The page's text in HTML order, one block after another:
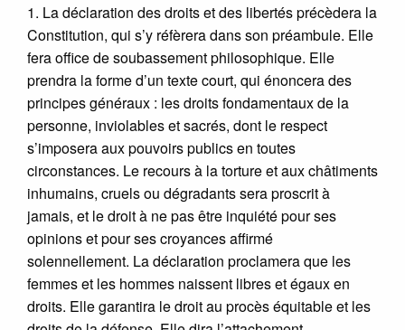
1. La déclaration des droits et des libertés précèdera la
Constitution, qui s’y réfèrera dans son préambule. Elle
fera office de soubassement philosophique. Elle
prendra la forme d’un texte court, qui énoncera des
principes généraux : les droits fondamentaux de la
personne, inviolables et sacrés, dont le respect
s’imposera aux pouvoirs publics en toutes
circonstances. Le recours à la torture et aux châtiments
inhumains, cruels ou dégradants sera proscrit à
jamais, et le droit à ne pas être inquiété pour ses
opinions et pour ses croyances affirmé
solennellement. La déclaration proclamera que les
femmes et les hommes naissent libres et égaux en
droits. Elle garantira le droit au procès équitable et les